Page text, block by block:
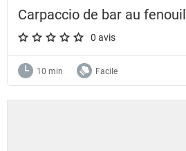
Carpaccio de bar au fenouil
A star rating of 0 out of 5.
0 avis
10 min Facile